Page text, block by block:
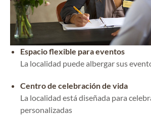
Espacio flexible para eventos
La localidad puede albergar sus
Centro de celebración de vida
La localidad está diseñada para
personalizadas